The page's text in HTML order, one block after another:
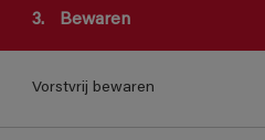
3. Bewaren
Vorstvrij bewaren